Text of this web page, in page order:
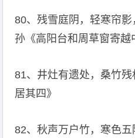
80、残雪庭阴，轻寒帘
孙《高阳台和周草窗寄越
81、井灶有遗处，桑竹
居其四》
82、秋声万户竹，寒色五